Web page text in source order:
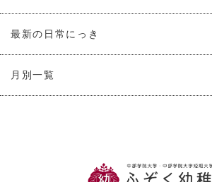
最新の日常にっき
月別一覧